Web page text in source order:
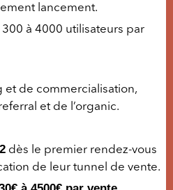
lancement.
300 à 4000 utilisateurs par
et de commercialisation,
et de l’organic.
dès le premier rendez-vous
de leur tunnel de vente.